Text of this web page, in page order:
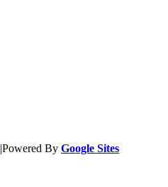
|Powered By Google Sites